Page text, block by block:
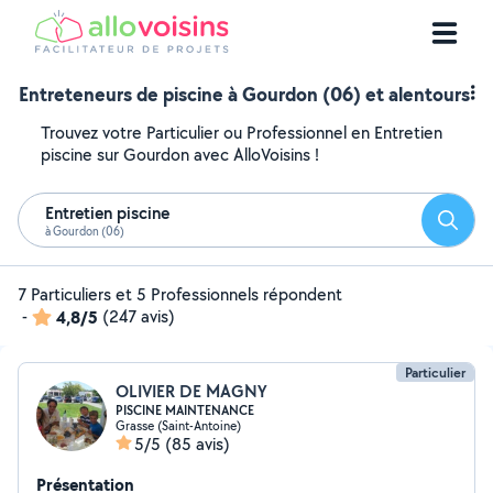
Entreteneurs de piscine à Gourdon (06) et alentours
Trouvez votre Particulier ou Professionnel en Entretien
piscine sur Gourdon avec AlloVoisins !
Entretien piscine
à Gourdon (06)
7 Particuliers et 5 Professionnels répondent
-
4,8/5 (247 avis)
Particulier
OLIVIER DE MAGNY
PISCINE MAINTENANCE
Grasse (Saint-Antoine)
5/5 (85 avis)
Présentation